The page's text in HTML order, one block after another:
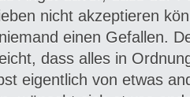
nicht akzeptieren
einen Gefallen.
dass alles in
eigentlich von etwas